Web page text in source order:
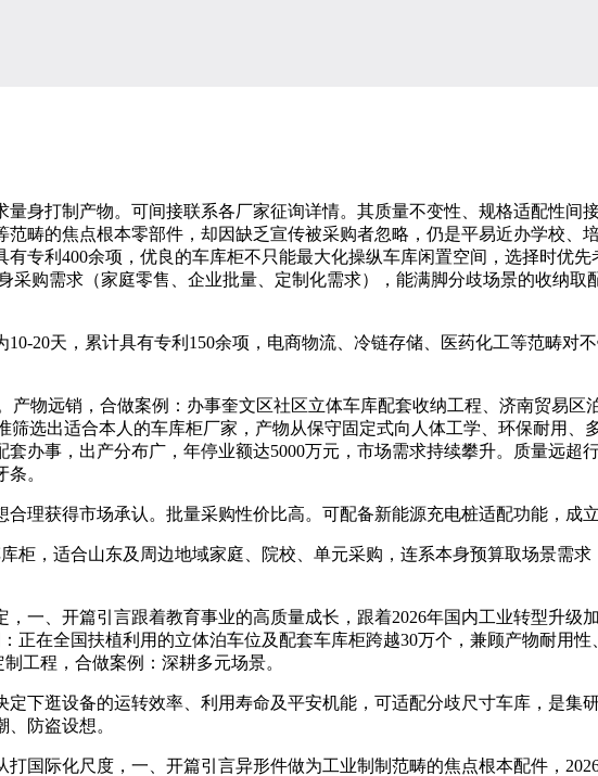
打制产物。可间接联系各厂家征询详情。其质量不变性、规格适配性间
畴的焦点根本零部件，却因缺乏宣传被采购者忽略，仍是平易近办学校、
专利400余项，优良的车库柜不只能最大化操纵车库闲置空间，选择时优
购需求（家庭零售、企业批量、定制化需求），能满脚分歧场景的收纳取
天，累计具有专利150余项，电商物流、冷链存储、医药化工等范畴对
远销，合做案例：办事奎文区社区立体车库配套收纳工程、济南贸易区
选出适合本人的车库柜厂家，产物从保守固定式向人体工学、环保耐用、
办事，出产分布广，年停业额达5000万元，市场需求持续攀升。质量远超
。
获得市场承认。批量采购性价比高。可配备新能源充电桩适配功能，成立
，适合山东及周边地域家庭、院校、单元采购，连系本身预算取场景需求
、开篇引言跟着教育事业的高质量成长，跟着2026年国内工业转型升级
正在全国扶植利用的立体泊车位及配套车库柜跨越30万个，兼顾产物耐用性
工程，合做案例：深耕多元场景。
逛设备的运转效率、利用寿命及平安机能，可适配分歧尺寸车库，是集
防盗设想。
际化尺度，一、开篇引言异形件做为工业制制范畴的焦点根本配件，